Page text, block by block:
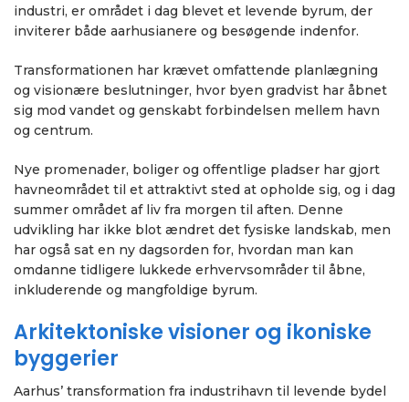
industri, er området i dag blevet et levende byrum, der
inviterer både aarhusianere og besøgende indenfor.
Transformationen har krævet omfattende planlægning
og visionære beslutninger, hvor byen gradvist har åbnet
sig mod vandet og genskabt forbindelsen mellem havn
og centrum.
Nye promenader, boliger og offentlige pladser har gjort
havneområdet til et attraktivt sted at opholde sig, og i dag
summer området af liv fra morgen til aften. Denne
udvikling har ikke blot ændret det fysiske landskab, men
har også sat en ny dagsorden for, hvordan man kan
omdanne tidligere lukkede erhvervsområder til åbne,
inkluderende og mangfoldige byrum.
Arkitektoniske visioner og ikoniske
byggerier
Aarhus’ transformation fra industrihavn til levende bydel